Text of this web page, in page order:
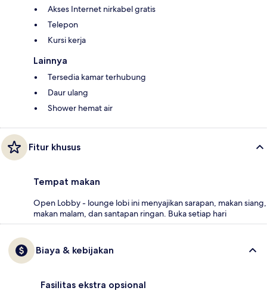
Akses Internet nirkabel gratis
Telepon
Kursi kerja
Lainnya
Tersedia kamar terhubung
Daur ulang
Shower hemat air
Fitur khusus
Tempat makan
Open Lobby - lounge lobi ini menyajikan sarapan, makan siang,
makan malam, dan santapan ringan. Buka setiap hari
Biaya & kebijakan
Fasilitas ekstra opsional